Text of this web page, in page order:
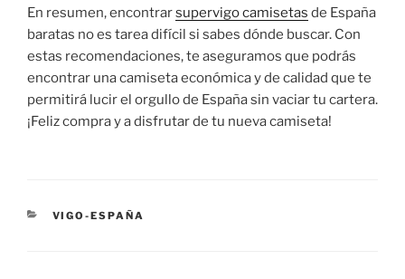
En resumen, encontrarsupervigo camisetas de España
baratas no es tarea difícil si sabes dónde buscar. Con
estas recomendaciones, te aseguramos que podrás
encontrar una camiseta económica y de calidad que te
permitirá lucir el orgullo de España sin vaciar tu cartera.
¡Feliz compra y a disfrutar de tu nueva camiseta!
CATEGORÍAS
VIGO-ESPAÑA